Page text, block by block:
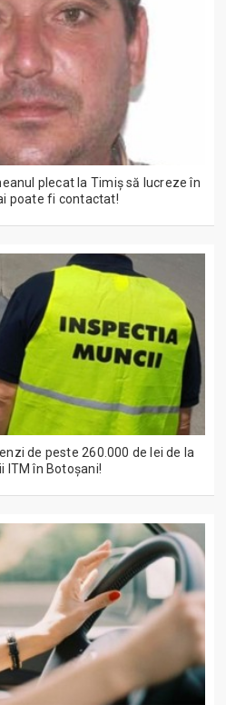
plecat la Timiș să lucreze în
poate fi contactat!
de peste 260.000 de lei de la
ITM în Botoșani!